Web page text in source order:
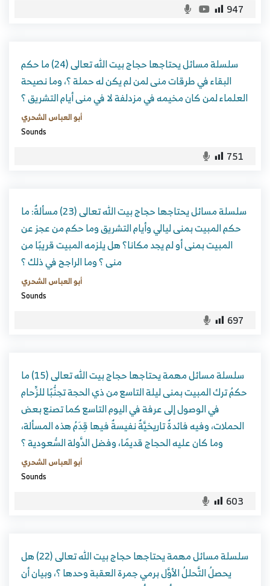
947
سلسلة مسائل يحتاجها حجاج بيت الله تعالى (24) ما حكم
البقاء في طرقات منى لمن لم يكن له حملة ؟، وما نصيحة
العلماء لمن كان مخيمه في مزدلفة لا في منى أيام التشريق ؟
أبو العباس الشحري
Sounds
751
سلسلة مسائل يحتاجها حجاج بيت الله تعالى (23) مسألةٌ: ما
حكم المبيت بمنى ليالي وأيام التشريق وما حكم من عجز عن
المبيت بمنى أو لم يجد مكانا؟ هل يلزمه المبيت قريبًا من
منى ؟ وما الراجح في ذلك ؟
أبو العباس الشحري
Sounds
697
سلسلة مسائل مهمة يحتاجها حجاج بيت الله تعالى (15) ما
حكمُ ترك المبيت بمنى ليلة التاسع من ذي الحجة تجنُّبًا للزِّحام
في الوصول إلى عرفة في اليوم التاسع كما تصنع بعض
الحملات، وفيه فائدةٌ تاريخيَّةٌ نفيسةٌ فيها قِدَمُ هذه المسألة،
وما كان عليه الحجاج قديمًا، وفضل الدَّولة السُّعودية ؟
أبو العباس الشحري
Sounds
603
سلسلة مسائل مهمة يحتاجها حجاج بيت الله تعالى (22) هل
يحصلُ التَّحللُ الأوَّل برمي جمرة العقبة وحدها ؟، وبيان أن